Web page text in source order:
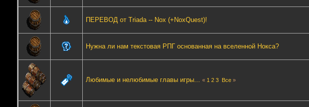
ПЕРЕВОД от Triada -- Nox (+NoxQuest)!
Нужна ли нам текстовая РПГ основанная на вселенной Нокса?
Любимые и нелюбимые главы игры... « 1 2 3 Все »